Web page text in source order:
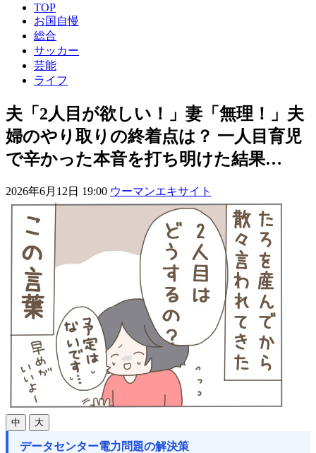
TOP
お国自慢
総合
サッカー
芸能
ライフ
夫「2人目が欲しい！」妻「無理！」夫
婦のやり取りの終着点は？ 一人目育児
で辛かった本音を打ち明けた結果…
2026年6月12日 19:00 ウーマンエキサイト
中 大
データセンター電力問題の解決策